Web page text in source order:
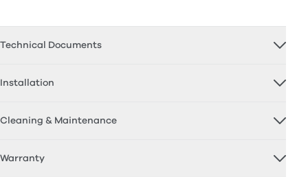
Technical Documents
Installation
Cleaning & Maintenance
Warranty